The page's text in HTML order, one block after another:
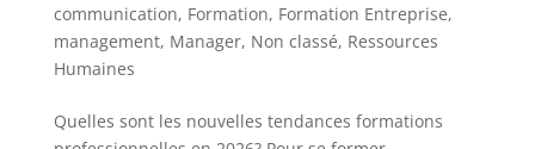
communication, Formation, Formation Entreprise,
management, Manager, Non classé, Ressources
Humaines
Quelles sont les nouvelles tendances formations